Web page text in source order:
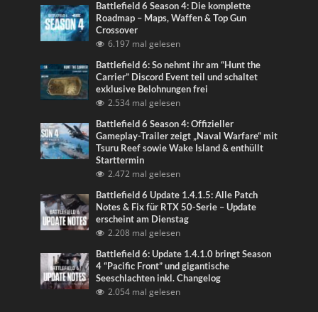
Battlefield 6 Season 4: Die komplette
Roadmap – Maps, Waffen & Top Gun
Crossover
6.197 mal gelesen
Battlefield 6: So nehmt ihr am “Hunt the
Carrier” Discord Event teil und schaltet
exklusive Belohnungen frei
2.534 mal gelesen
Battlefield 6 Season 4: Offizieller
Gameplay-Trailer zeigt „Naval Warfare“ mit
Tsuru Reef sowie Wake Island & enthüllt
Starttermin
2.472 mal gelesen
Battlefield 6 Update 1.4.1.5: Alle Patch
Notes & Fix für RTX 50-Serie – Update
erscheint am Dienstag
2.208 mal gelesen
Battlefield 6: Update 1.4.1.0 bringt Season
4 “Pacific Front” und gigantische
Seeschlachten inkl. Changelog
2.054 mal gelesen